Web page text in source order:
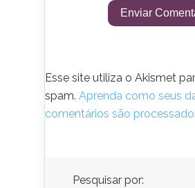
Esse site utiliza o Akismet
spam. Aprenda como seus
comentários são
Pesquisar por: